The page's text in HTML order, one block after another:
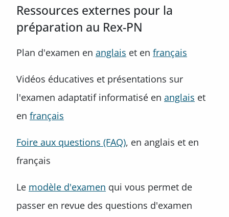
Ressources externes pour la
préparation au Rex-PN
Plan d'examen en anglais et en français
Vidéos éducatives et présentations sur
l'examen adaptatif informatisé en anglais et
en français
Foire aux questions (FAQ), en anglais et en
français
Le modèle d'examen qui vous permet de
passer en revue des questions d'examen